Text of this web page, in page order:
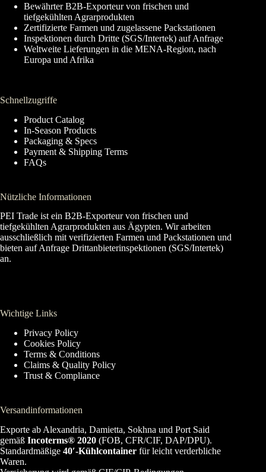
Bewährter B2B-Exporteur von frischen und
tiefgekühlten Agrarprodukten
Zertifizierte Farmen und zugelassene Packstationen
Inspektionen durch Dritte (SGS/Intertek) auf Anfrage
Weltweite Lieferungen in die MENA-Region, nach
Europa und Afrika
Schnellzugriffe
Product Catalog
In-Season Products
Packaging & Specs
Payment & Shipping Terms
FAQs
Nützliche Informationen
PEI Trade ist ein B2B-Exporteur von frischen und
tiefgekühlten Agrarprodukten aus Ägypten. Wir arbeiten
ausschließlich mit verifizierten Farmen und Packstationen und
bieten auf Anfrage Drittanbieterinspektionen (SGS/Intertek)
an.
Wichtige Links
Privacy Policy
Cookies Policy
Terms & Conditions
Claims & Quality Policy
Trust & Compliance
Versandinformationen
Exporte ab Alexandria, Damietta, Sokhna und Port Said
gemäß Incoterms® 2020 (FOB, CFR/CIF, DAP/DPU).
Standardmäßige 40′-Kühlcontainer für leicht verderbliche
Waren.